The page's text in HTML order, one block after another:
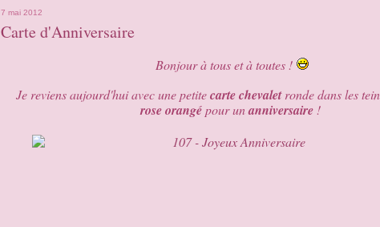
7 mai 2012
Carte d'Anniversaire
Bonjour à tous et à toutes !
Je reviens aujourd'hui avec une petitecarte chevaletronde dans les
rose orangépour unanniversaire!